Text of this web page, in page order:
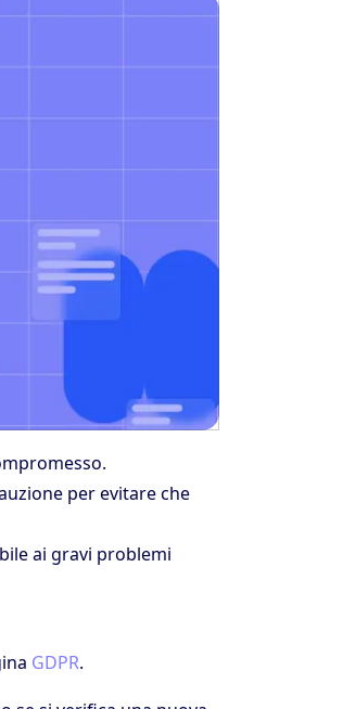
per evitare che
ai gravi problemi
GDPR.